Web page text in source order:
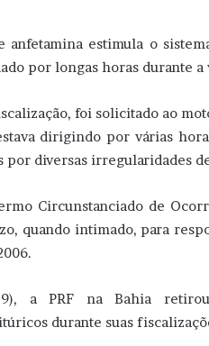
anfetamina estimula o
por longas horas durante a
foi solicitado ao
dirigindo por várias
por diversas irregularidades
Circunstanciado de
quando intimado, para
a PRF na Bahia
durante suas